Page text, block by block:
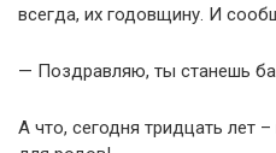
всегда, их годовщину. И
— Поздравляю, ты станешь
А что, сегодня тридцать лет